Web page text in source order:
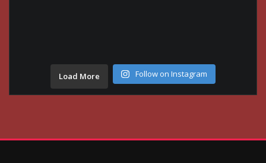
Load More Follow on Instagram